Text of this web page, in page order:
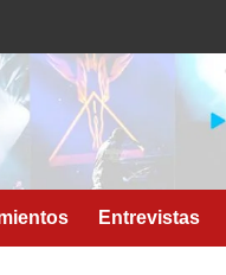
Entrevistas